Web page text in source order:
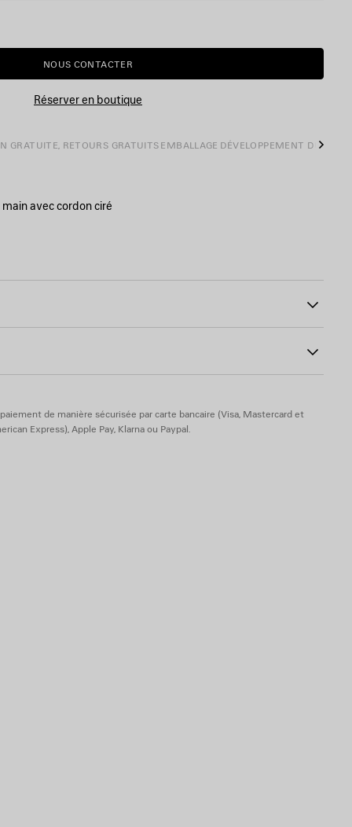
NOUS CONTACTER
Réserver en boutique
GRATUITE, RETOURS GRATUITS EMBALLAGE DÉVELOPPEMENT DURABLE
avec cordon ciré
d’agneau suédé
de manière sécurisée par carte bancaire (Visa, Mastercard et
Express), Apple Pay, Klarna ou Paypal.